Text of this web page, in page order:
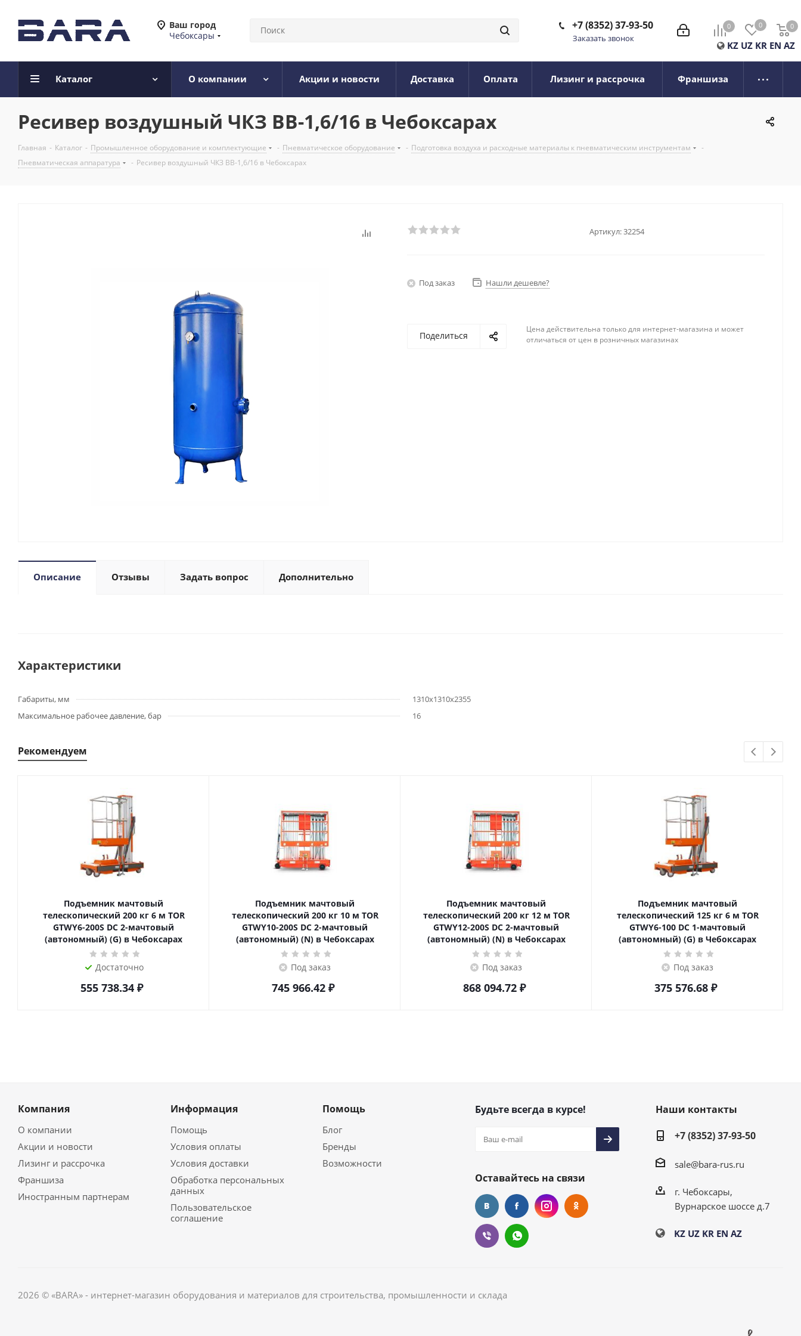
Ваш город
Чебоксары
0 0 0
0
KZ UZ KR EN AZ
+7 (8352) 37-93-50
Заказать звонок
Каталог О компании Акции и новости Доставка Оплата Лизинг и рассрочка Франшиза
Ресивер воздушный ЧКЗ ВВ-1,6/16 в Чебоксарах
Главная - Каталог - Промышленное оборудование и комплектующие - Пневматическое оборудование - Подготовка воздуха и расходные материалы к пневматическим инструментам
-
Пневматическая аппаратура
- Ресивер воздушный ЧКЗ ВВ-1,6/16 в Чебоксарах
Артикул:32254
Под заказ Нашли дешевле?
Поделиться
Цена действительна только для интернет-магазина и может
отличаться от цен в розничных магазинах
Описание Отзывы Задать вопрос Дополнительно
Характеристики
Габариты, мм
1310х1310х2355
Максимальное рабочее давление, бар
16
Рекомендуем
Подъемник мачтовый
телескопический 200 кг 6 м TOR
GTWY6-200S DC 2-мачтовый
(автономный) (G) в Чебоксарах
Достаточно
555 738.34₽
Подъемник мачтовый
телескопический 200 кг 10 м TOR
GTWY10-200S DC 2-мачтовый
(автономный) (N) в Чебоксарах
Под заказ
745 966.42₽
Подъемник мачтовый
телескопический 200 кг 12 м TOR
GTWY12-200S DC 2-мачтовый
(автономный) (N) в Чебоксарах
Под заказ
868 094.72₽
Подъемник мачтовый
телескопический 125 кг 6 м TOR
GTWY6-100 DC 1-мачтовый
(автономный) (G) в Чебоксарах
Под заказ
375 576.68₽
Компания
О компании
Акции и новости
Лизинг и рассрочка
Франшиза
Иностранным партнерам
Информация
Помощь
Условия оплаты
Условия доставки
Обработка персональных
данных
Пользовательское
соглашение
Помощь
Блог
Бренды
Возможности
Будьте всегда в курсе!
Оставайтесь на связи
Наши контакты
+7 (8352) 37-93-50
sale@bara-rus.ru
г. Чебоксары,
Вурнарское шоссе д.7
KZ UZ KR EN AZ
2026 © «BARA» - интернет-магазин оборудования и материалов для строительства, промышленности и склада